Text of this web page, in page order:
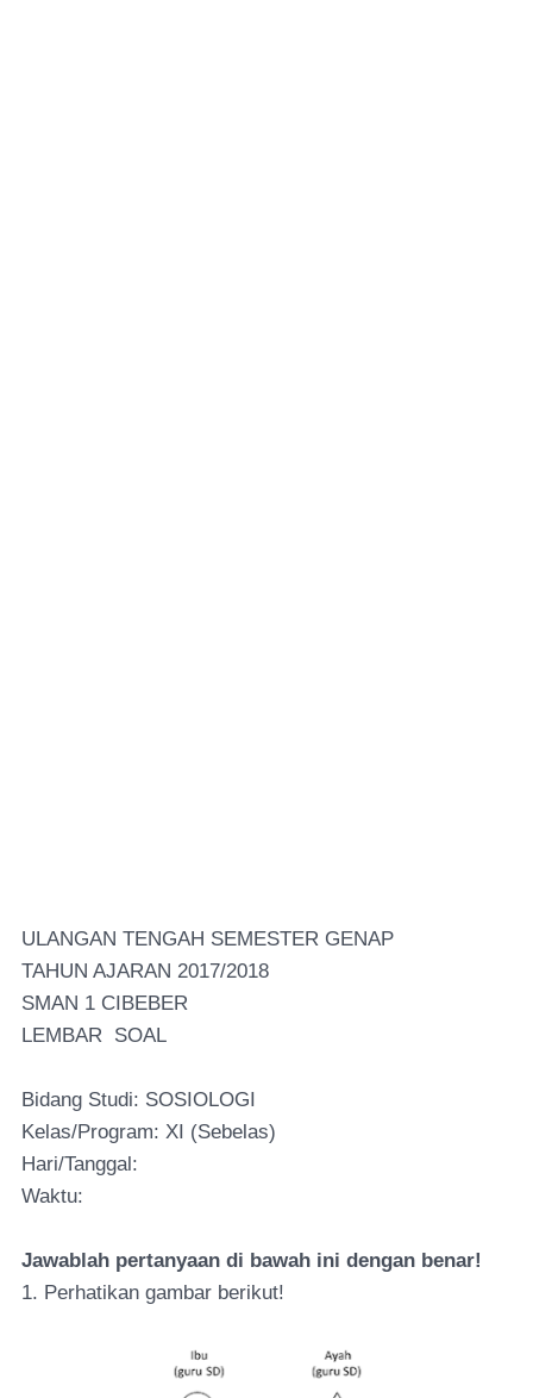
ULANGAN TENGAH SEMESTER GENAP
TAHUN AJARAN 2017/2018
SMAN 1 CIBEBER
LEMBAR SOAL
Bidang Studi: SOSIOLOGI
Kelas/Program: XI (Sebelas)
Hari/Tanggal:
Waktu:
Jawablah pertanyaan di bawah ini dengan benar!
1. Perhatikan gambar berikut!